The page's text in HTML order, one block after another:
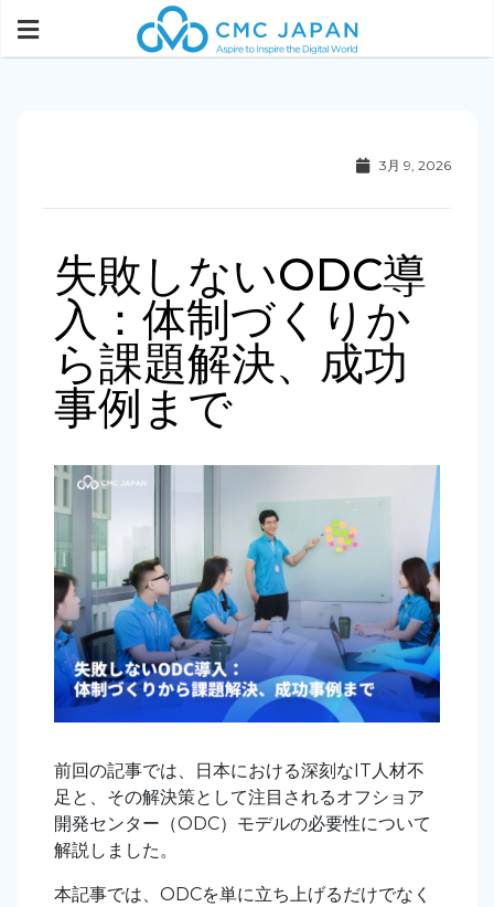
3月 9, 2026
失敗しないODC導
入：体制づくりか
ら課題解決、成功
事例まで
前回の記事では、日本における深刻なIT人材不
足と、その解決策として注目されるオフショア
開発センター（ODC）モデルの必要性について
解説しました。
本記事では、ODCを単に立ち上げるだけでなく